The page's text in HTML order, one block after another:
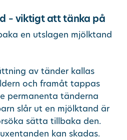
– viktigt att tänka på
en utslagen mjölktand
av tänder kallas
och framåt tappas
permanenta tänderna
slår ut en mjölktand är
sätta tillbaka den.
kan skadas.